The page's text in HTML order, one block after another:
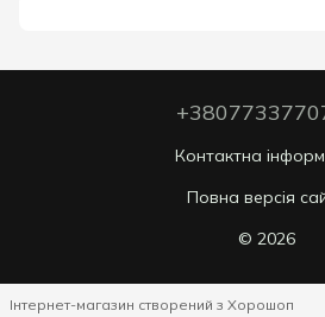
Контактна
Повна версія
© 2026
Інтернет-магазин створений з Хорошоп